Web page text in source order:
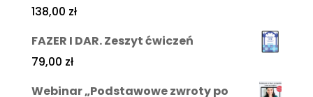
138,00 zł
FAZER I DAR. Zeszyt ćwiczeń
79,00 zł
Webinar „Podstawowe zwroty po